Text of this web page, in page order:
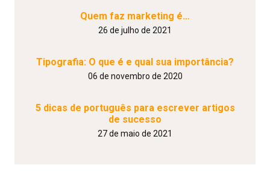
Quem faz marketing é…
26 de julho de 2021
Tipografia: O que é e qual sua importância?
06 de novembro de 2020
5 dicas de português para escrever artigos
de sucesso
27 de maio de 2021